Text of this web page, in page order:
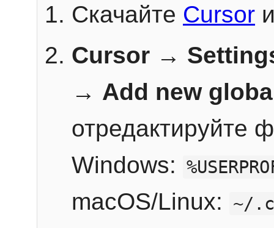
Скачайте Cursor
Cursor →
→ Add new
отредактируйте
Windows:
macOS/Linux: ~/